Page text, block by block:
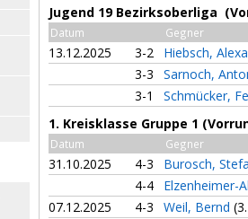
Jugend 19 Bezirksoberliga
Datum Gegner
13.12.2025 3-2
Hiebsch,
3-3
Sarnoch,
3-1
Schmücker,
1. Kreisklasse Gruppe 1
Datum Gegner
31.10.2025 4-3
Burosch,
4-4
Elzenheimer-
07.12.2025
4-3 Weil, Bernd